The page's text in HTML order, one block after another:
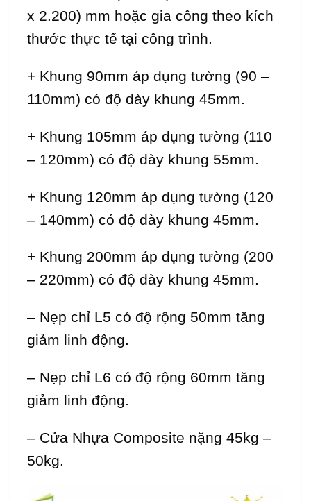
x 2.200) mm hoặc gia công theo kích
thước thực tế tại công trình.
+ Khung 90mm áp dụng tường (90 –
110mm) có độ dày khung 45mm.
+ Khung 105mm áp dụng tường (110
– 120mm) có độ dày khung 55mm.
+ Khung 120mm áp dụng tường (120
– 140mm) có độ dày khung 45mm.
+ Khung 200mm áp dụng tường (200
– 220mm) có độ dày khung 45mm.
– Nẹp chỉ L5 có độ rộng 50mm tăng
giảm linh động.
– Nẹp chỉ L6 có độ rộng 60mm tăng
giảm linh động.
– Cửa Nhựa Composite nặng 45kg –
50kg.